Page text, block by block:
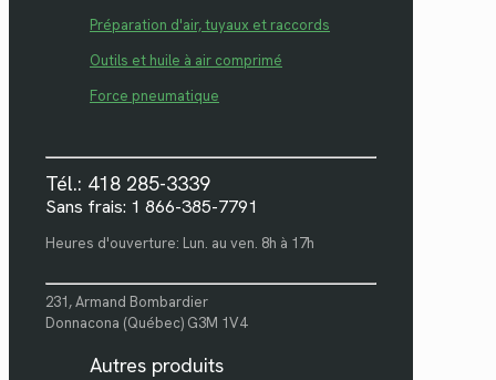
Préparation d'air, tuyaux et raccords
Outils et huile à air comprimé
Force pneumatique
Tél.: 418 285-3339
Sans frais: 1 866-385-7791
Heures d'ouverture: Lun. au ven. 8h à 17h
231, Armand Bombardier
Donnacona (Québec) G3M 1V4
Autres produits